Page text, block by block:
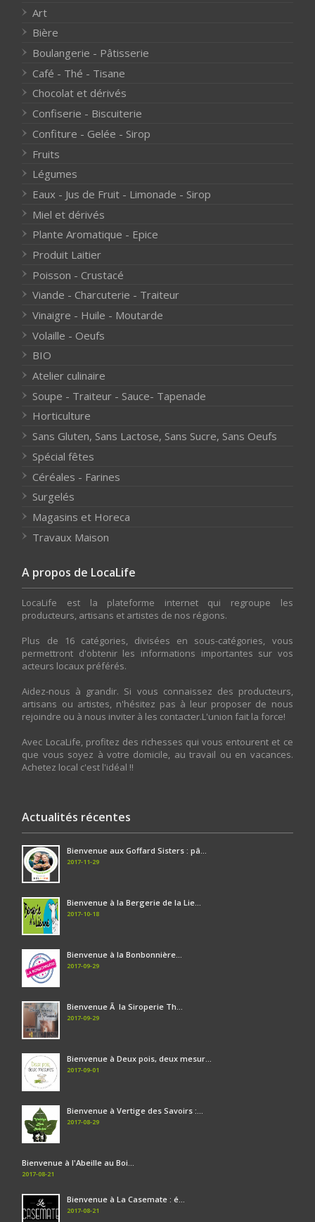
Art
Bière
Boulangerie - Pâtisserie
Café - Thé - Tisane
Chocolat et dérivés
Confiserie - Biscuiterie
Confiture - Gelée - Sirop
Fruits
Légumes
Eaux - Jus de Fruit - Limonade - Sirop
Miel et dérivés
Plante Aromatique - Epice
Produit Laitier
Poisson - Crustacé
Viande - Charcuterie - Traiteur
Vinaigre - Huile - Moutarde
Volaille - Oeufs
BIO
Atelier culinaire
Soupe - Traiteur - Sauce- Tapenade
Horticulture
Sans Gluten, Sans Lactose, Sans Sucre, Sans Oeufs
Spécial fêtes
Céréales - Farines
Surgelés
Magasins et Horeca
Travaux Maison
A propos de LocaLife
LocaLife est la plateforme internet qui regroupe les
producteurs, artisans et artistes de nos régions.
Plus de 16 catégories, divisées en sous-catégories, vous
permettront d'obtenir les informations importantes sur vos
acteurs locaux préférés.
Aidez-nous à grandir. Si vous connaissez des producteurs,
artisans ou artistes, n'hésitez pas à leur proposer de nous
rejoindre ou à nous inviter à les contacter.L'union fait la force!
Avec LocaLife, profitez des richesses qui vous entourent et ce
que vous soyez à votre domicile, au travail ou en vacances.
Achetez local c'est l'idéal !!
Actualités récentes
Bienvenue aux Goffard Sisters : pâ...
2017-11-29
Bienvenue à la Bergerie de la Lie...
2017-10-18
Bienvenue à la Bonbonnière...
2017-09-29
Bienvenue Ã la Siroperie Th...
2017-09-29
Bienvenue à Deux pois, deux mesur...
2017-09-01
Bienvenue à Vertige des Savoirs :...
2017-08-29
Bienvenue à l'Abeille au Boi...
2017-08-21
Bienvenue à La Casemate : é...
2017-08-21